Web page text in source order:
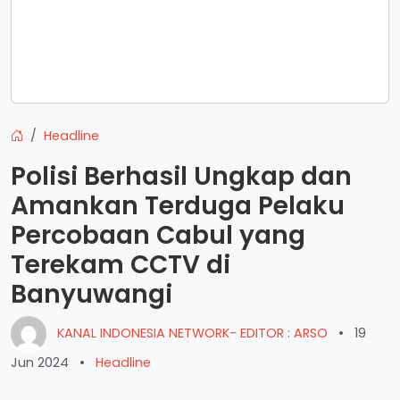
Headline
Polisi Berhasil Ungkap dan
Amankan Terduga Pelaku
Percobaan Cabul yang
Terekam CCTV di
Banyuwangi
KANAL INDONESIA NETWORK- EDITOR : ARSO •
19
Jun 2024
• Headline